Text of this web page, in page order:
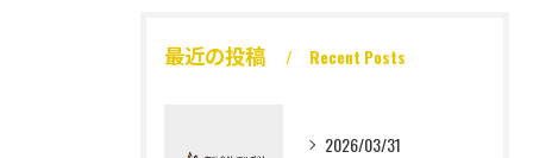
最近の投稿 Recent Posts
2026/03/31